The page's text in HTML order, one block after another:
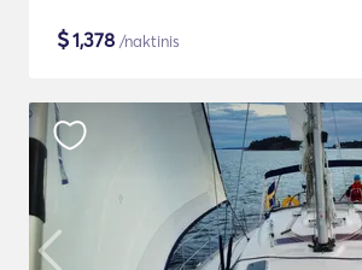
$1,378 /naktinis